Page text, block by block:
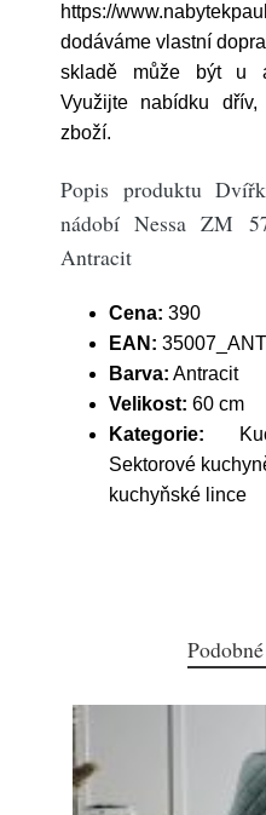
https://
dodáváme vlastní
skladě může být u
Využijte nabídku
zboží.
Popis produktu
nádobí Nessa ZM
Antracit
Cena: 390
EAN: 35007_ANT
Barva: Antracit
Velikost: 60 cm
Kategorie:
Sektorové
kuchyňské lince